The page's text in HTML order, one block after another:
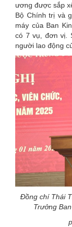
ương được sắp
Bộ Chính trị và
máy của Ban
có 7 vụ, đơn vị.
người lao động
Đồng chí Thái
Trưởng